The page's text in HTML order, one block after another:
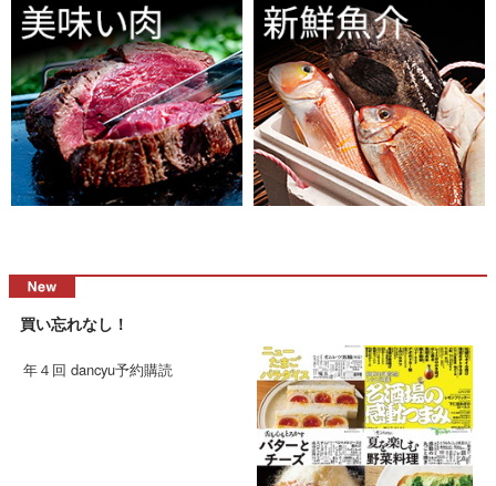
買い忘れなし！
年４回 dancyu予約購読